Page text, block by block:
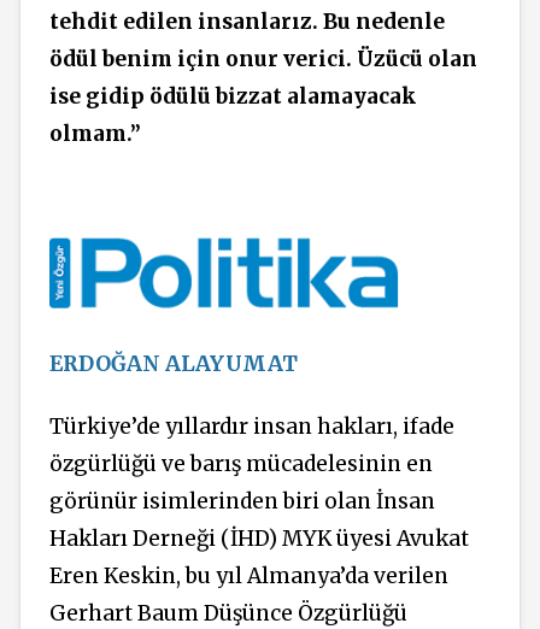
tehdit edilen insanlarız. Bu nedenle
ödül benim için onur verici. Üzücü olan
ise gidip ödülü bizzat alamayacak
olmam.”
ERDOĞAN ALAYUMAT
Türkiye’de yıllardır insan hakları, ifade
özgürlüğü ve barış mücadelesinin en
görünür isimlerinden biri olan İnsan
Hakları Derneği (İHD) MYK üyesi Avukat
Eren Keskin, bu yıl Almanya’da verilen
Gerhart Baum Düşünce Özgürlüğü